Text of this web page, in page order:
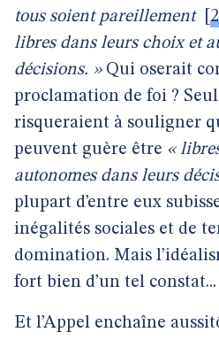
tous soient pareillement
2
libres dans leurs choix et
décisions. »Qui oserait
proclamation de foi ?
risqueraient à souligner
peuvent guère être «
autonomes dans leurs
plupart d’entre eux
inégalités sociales et de
domination. Mais
fort bien d’un tel constat...
Et l’Appel enchaîne